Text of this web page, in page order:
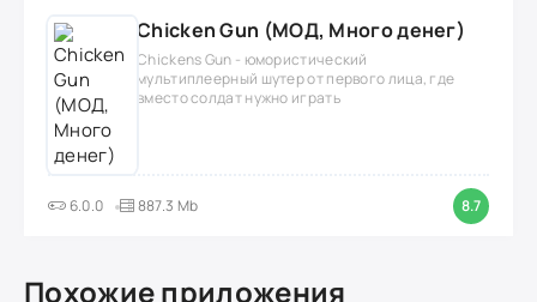
Chicken Gun (МОД, Много денег)
Chickens Gun - юмористический
мультиплеерный шутер от первого лица, где
вместо солдат нужно играть
6.0.0 887.3 Mb 8.7
Похожие приложения